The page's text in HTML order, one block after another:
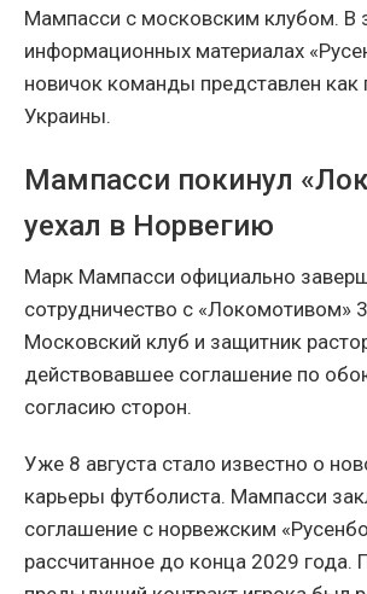
Мампасси с московским клубом. В
информационных материалах
новичок команды представлен как
Украины.
Мампасси покинул
уехал в Норвегию
Марк Мампасси официально
сотрудничество с «Локомотивом»
Московский клуб и защитник
действовавшее соглашение по
согласию сторон.
Уже 8 августа стало известно о
карьеры футболиста. Мампасси
соглашение с норвежским
рассчитанное до конца 2029 года.